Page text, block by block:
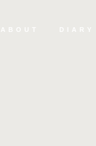
ABOUT DIARY